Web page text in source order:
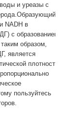
и уреазы с
NADH в
с образованием
образом,
является
плотности
пользуйтесь